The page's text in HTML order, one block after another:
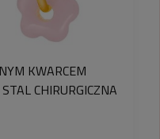
KWARCEM
CHIRURGICZNA